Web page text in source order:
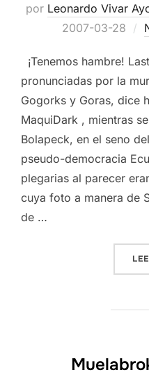
por Leonardo Vivar
2007-03-28
¡Tenemos hambre!
pronunciadas por la
Gogorks y Goras, dice
MaquiDark , mientras
Bolapeck, en el seno
pseudo-democracia
plegarias al parecer
cuya foto a manera de
de …